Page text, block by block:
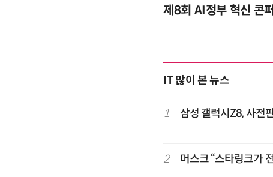
제8회 AI정부 혁신 콘
IT 많이 본 뉴스
1 삼성 갤럭시Z8, 사전
2 머스크 “스타링크가